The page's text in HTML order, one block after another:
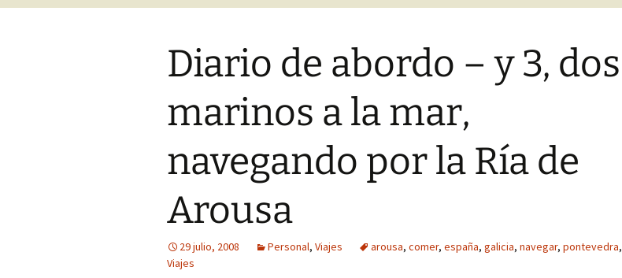
Diario de abordo – y 3, dos
marinos a la mar,
navegando por la Ría de
Arousa
29 julio, 2008 Personal, Viajes arousa, comer, españa, galicia, navegar, pontevedra,
Viajes